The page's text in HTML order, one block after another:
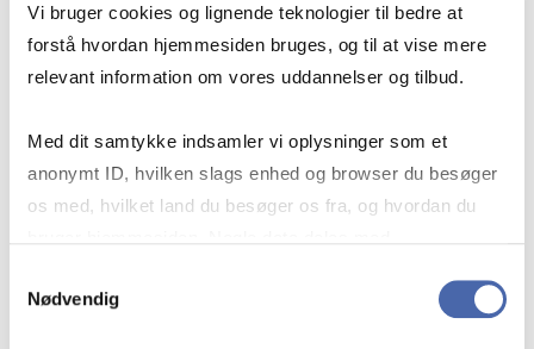
Vi bruger cookies og lignende teknologier til bedre at
forstå hvordan hjemmesiden bruges, og til at vise mere
relevant information om vores uddannelser og tilbud.
Med dit samtykke indsamler vi oplysninger som et
anonymt ID, hvilken slags enhed og browser du besøger
os med, hvilket land du besøger os fra, og hvordan du
markedsføring. Du bestemmer selv - og kan altid trække
Nødvendig
Fordi din tredje prioritet er dit retskrav, er du
garanteret en studieplads – så længe du søger
korrekt og inden fristen.